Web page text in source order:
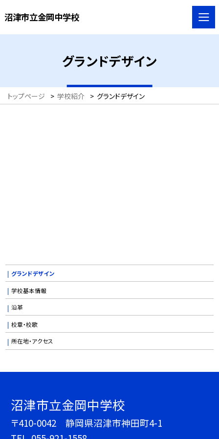
沼津市立金岡中学校
グランドデザイン
トップページ > 学校紹介 > グランドデザイン
グランドデザイン
学校基本情報
沿革
校章・校歌
所在地・アクセス
沼津市立金岡中学校
〒410-0042 静岡県沼津市神田町4-1